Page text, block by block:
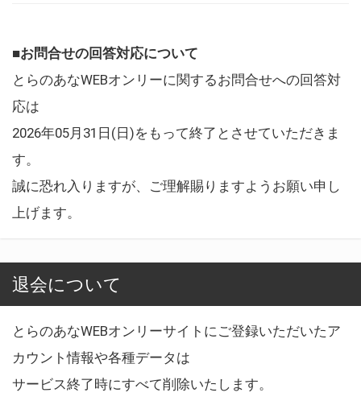
■お問合せの回答対応について
とらのあなWEBオンリーに関するお問合せへの回答対
応は
2026年05月31日(日)をもって終了とさせていただきま
す。
誠に恐れ入りますが、ご理解賜りますようお願い申し
上げます。
退会について
とらのあなWEBオンリーサイトにご登録いただいたア
カウント情報や各種データは
サービス終了時にすべて削除いたします。